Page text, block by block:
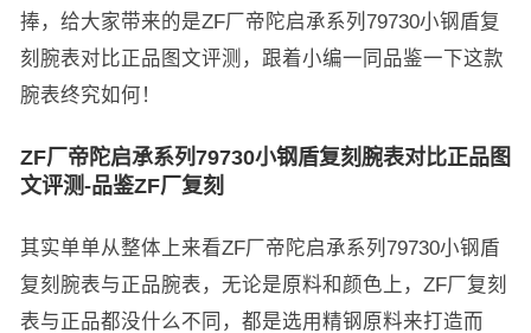
捧，给大家带来的是ZF厂帝陀启承系列79730小钢盾复
刻腕表对比正品图文评测，跟着小编一同品鉴一下这款
腕表终究如何！
ZF厂帝陀启承系列79730小钢盾复刻腕表对比正品图
文评测-品鉴ZF厂复刻
其实单单从整体上来看ZF厂帝陀启承系列79730小钢盾
复刻腕表与正品腕表，无论是原料和颜色上，ZF厂复刻
表与正品都没什么不同，都是选用精钢原料来打造而